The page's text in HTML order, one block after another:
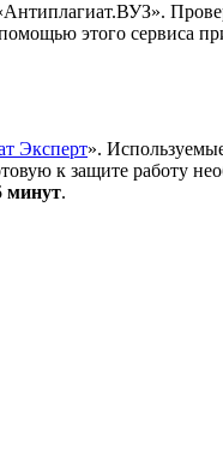
этого
Эксперт».
к защите работу
минут.